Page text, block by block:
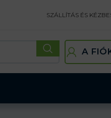
SZÁLLÍTÁS ÉS
A